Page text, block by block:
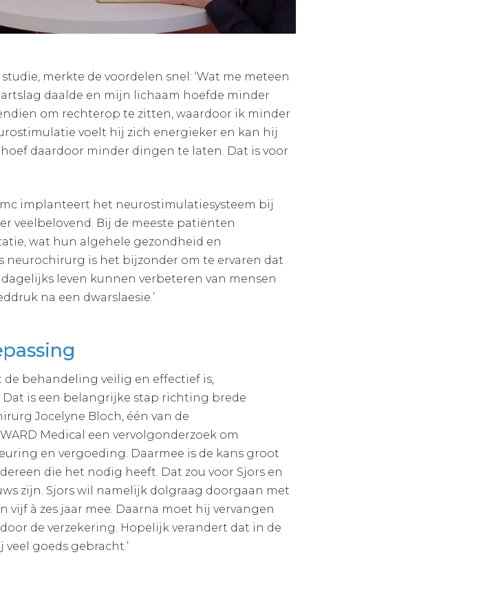
merkte de voordelen snel: ‘Wat me meteen
daalde en mijn lichaam hoefde minder
om rechterop te zitten, waardoor ik minder
voelt hij zich energieker en kan hij
hoef daardoor minder dingen te laten. Dat is voor
implanteert het neurostimulatiesysteem bij
veelbelovend. Bij de meeste patiënten
wat hun algehele gezondheid en
neurochirurg is het bijzonder om te ervaren dat
leven kunnen verbeteren van mensen
na een dwarslaesie.’
behandeling veilig en effectief is,
is een belangrijke stap richting brede
Jocelyne Bloch, één van de
Medical een vervolgonderzoek om
en vergoeding. Daarmee is de kans groot
die het nodig heeft. Dat zou voor Sjors en
zijn. Sjors wil namelijk dolgraag doorgaan met
vijf à zes jaar mee. Daarna moet hij vervangen
de verzekering. Hopelijk verandert dat in de
goeds gebracht.’